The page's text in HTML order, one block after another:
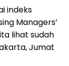
indeks
Managers’
lihat sudah
Jumat